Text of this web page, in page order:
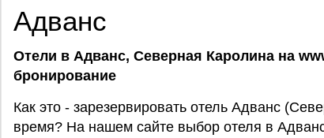
Адванс
Отели в Адванс, Северная Каролина на
бронирование
Как это - зарезервировать отель Адванс
время? На нашем сайте выбор отеля в